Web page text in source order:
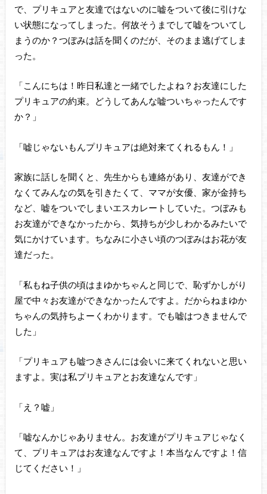
で、プリキュアと友達ではないのに嘘をついて後に引けな
い状態になってしまった。何故そうまでして嘘をついてし
まうのか？つぼみは話を聞くのだが、そのまま逃げてしま
った。
「こんにちは！昨日私達と一緒でしたよね？お友達にした
プリキュアの約束。どうしてあんな嘘ついちゃったんです
か？」
「嘘じゃないもんプリキュアは絶対来てくれるもん！」
家族に話しを聞くと、先生からも連絡があり、友達ができ
なくてみんなの気を引きたくて、ママが女優、家が金持ち
など、嘘をついでしまいエスカレートしていた。つぼみも
お友達ができなかったから、気持ちが少しわかるみたいで
気にかけています。ちなみに小さい頃のつぼみはお花が友
達だった。
「私もね子供の頃はまゆかちゃんと同じで、恥ずかしがり
屋で中々お友達ができなかったんですよ。だからねまゆか
ちゃんの気持ちよーくわかります。でも嘘はつきませんで
した」
「プリキュアも嘘つきさんには会いに来てくれないと思い
ますよ。実は私プリキュアとお友達なんです」
「え？嘘」
「嘘なんかじゃありません。お友達がプリキュアじゃなく
て、プリキュアはお友達なんですよ！本当なんですよ！信
じてください！」